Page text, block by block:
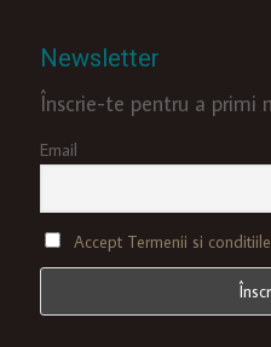
Newsletter
Înscrie-te pentru a primi
Email
Accept Termenii si